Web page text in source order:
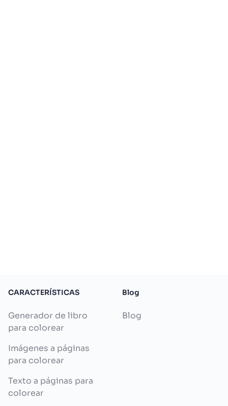
CARACTERÍSTICAS
Generador de libro
para colorear
Imágenes a páginas
para colorear
Texto a páginas para
colorear
Blog
Blog